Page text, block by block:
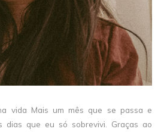
vida Mais um mês que se passa e
dias que eu só sobrevivi. Graças ao